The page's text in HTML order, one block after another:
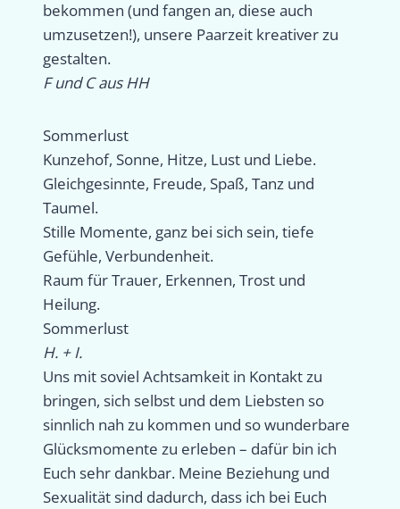
bekommen (und fangen an, diese auch
umzusetzen!), unsere Paarzeit kreativer zu
gestalten.
F und C aus HH
Sommerlust
Kunzehof, Sonne, Hitze, Lust und Liebe.
Gleichgesinnte, Freude, Spaß, Tanz und
Taumel.
Stille Momente, ganz bei sich sein, tiefe
Gefühle, Verbundenheit.
Raum für Trauer, Erkennen, Trost und
Heilung.
Sommerlust
H. + I.
Uns mit soviel Achtsamkeit in Kontakt zu
bringen, sich selbst und dem Liebsten so
sinnlich nah zu kommen und so wunderbare
Glücksmomente zu erleben – dafür bin ich
Euch sehr dankbar. Meine Beziehung und
Sexualität sind dadurch, dass ich bei Euch